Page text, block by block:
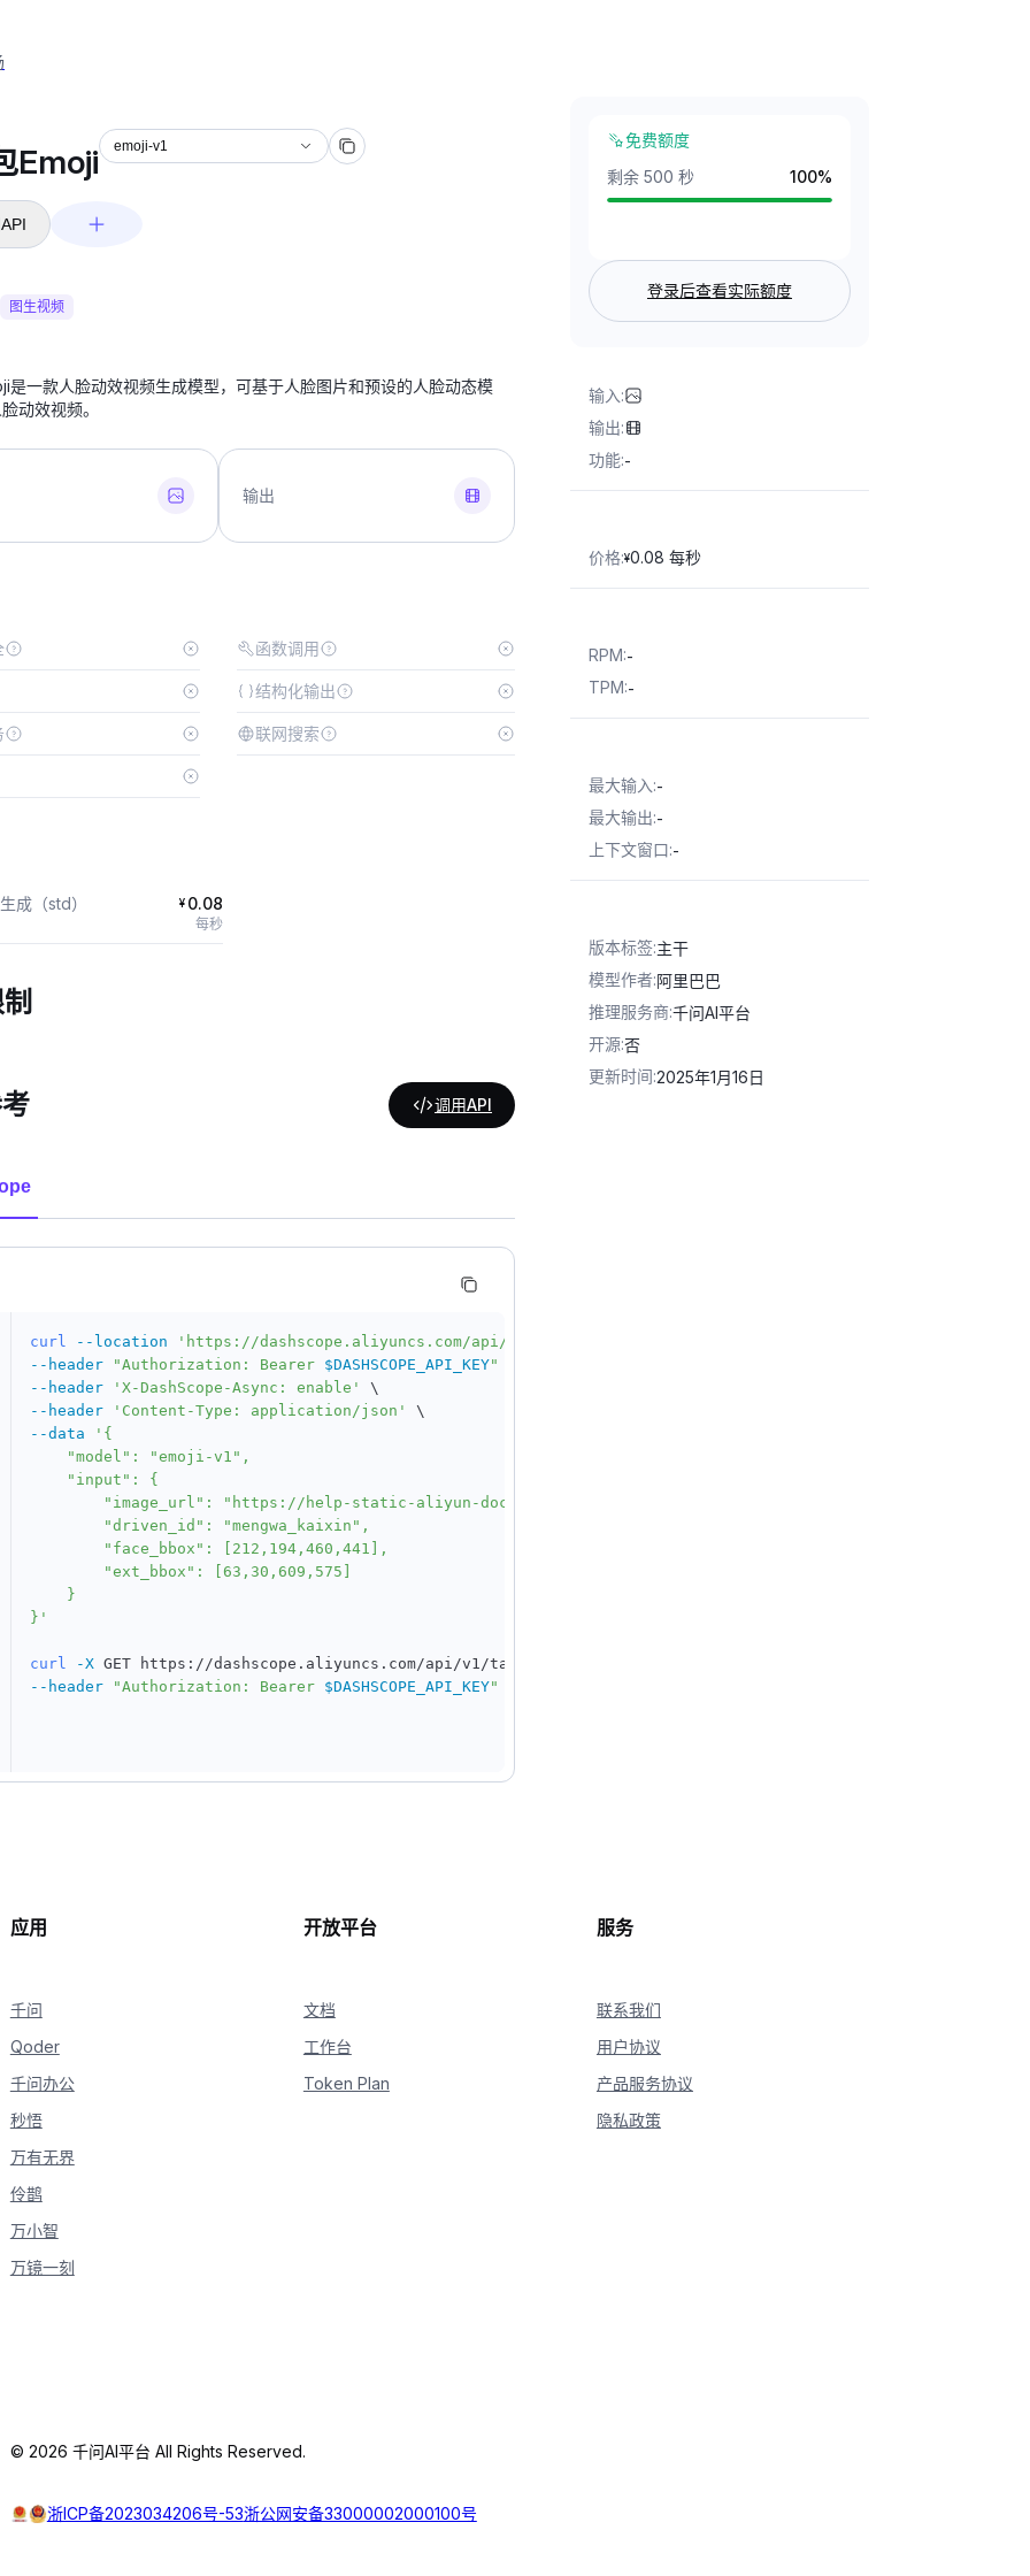
Emoji emoji-v1
图生视频
是一款人脸动效视频生成模型，可基于人脸图片和预设的人脸动态模
动效视频。
输出
函数调用
结构化输出
联网搜索
成（std） ¥ 0.08
每秒
调用API
curl --location 'https://dashscope.aliyuncs.com/api/v1/services/aigc/image2video/video-synthesis'
--header
"Authorization: Bearer $DASHSCOPE_API_KEY"
--header
'X-DashScope-Async: enable'
\
--header
'Content-Type: application/json'
\
--data
'{
    "model": "emoji-v1",
    "input": {
"image_url": "https://help-static-aliyun-doc.aliyuncs.com/file-manage-files/zh-CN/20250912/uopnly/
        "driven_id": "mengwa_kaixin",
        "face_bbox": [212,194,460,441],
        "ext_bbox": [63,30,609,575]
    }
}'
curl -X GET https://dashscope.aliyuncs.com/api/v1/tasks/
--header
"Authorization: Bearer $DASHSCOPE_API_KEY"
免费额度
剩余 500 秒
100%
登录后查看实际额度
输入:
输出:
功能:-
价格:¥0.08 每秒
RPM:-
TPM:-
最大输入:-
最大输出:-
上下文窗口:-
版本标签:主干
模型作者:阿里巴巴
推理服务商:千问AI平台
开源:否
更新时间:2025年1月16日
应用
千问
Qoder
千问办公
秒悟
万有无界
伶鹊
万小智
万镜一刻
开放平台
文档
工作台
Token Plan
服务
联系我们
用户协议
产品服务协议
隐私政策
© 2026 千问AI平台 All Rights Reserved.
浙ICP备2023034206号-53浙公网安备33000002000100号